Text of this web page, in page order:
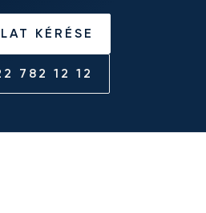
KÉRÉSE
782 12 12